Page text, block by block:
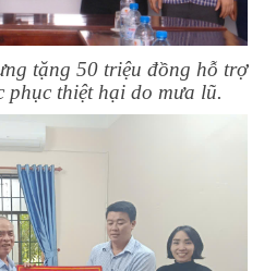
tặng 50 triệu đồng hỗ trợ
phục thiệt hại do mưa lũ.